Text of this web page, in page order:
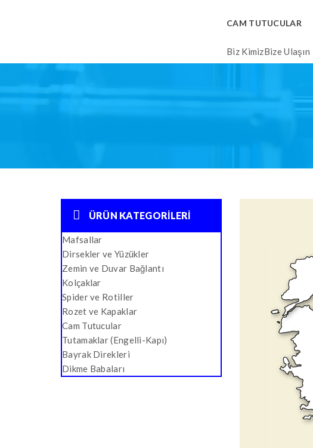
CAM TUTUCULAR
Biz KimizBize Ulaşın
ÜRÜN KATEGORILERI
Mafsallar
Dirsekler ve Yüzükler
Zemin ve Duvar Bağlantı
Kolçaklar
Spider ve Rotiller
Rozet ve Kapaklar
Cam Tutucular
Tutamaklar (Engelli-Kapı)
Bayrak Direkleri
Dikme Babaları